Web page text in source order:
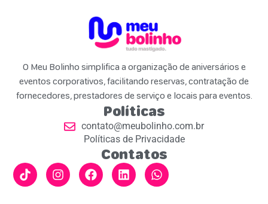
O Meu Bolinho simplifica a organização de aniversários e
eventos corporativos, facilitando reservas, contratação de
fornecedores, prestadores de serviço e locais para eventos.
Políticas
contato@meubolinho.com.br
Políticas de Privacidade
Contatos